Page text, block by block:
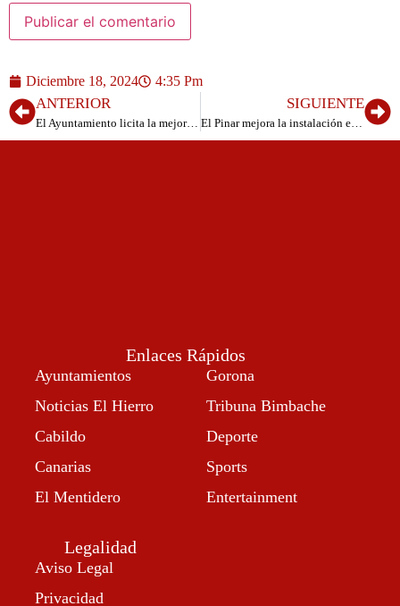
Diciembre 18, 2024 4:35 Pm
ANTERIOR
El Ayuntamiento licita la mejora del parque infantil de La Restinga
SIGUIENTE
El Pinar mejora la instalación eléctrica de baja tensión del CEIP La Restinga
Enlaces Rápidos
Ayuntamientos
Noticias El Hierro
Cabildo
Canarias
El Mentidero
Gorona
Tribuna Bimbache
Deporte
Sports
Entertainment
Legalidad
Aviso Legal
Privacidad